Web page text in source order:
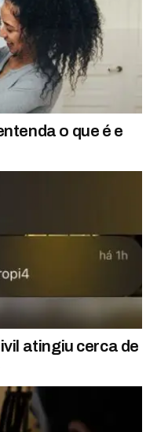
o que é e
atingiu cerca de